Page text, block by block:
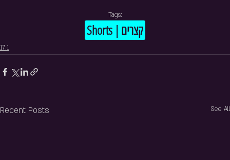
Tags:
Shorts | קצרים
17.1
Recent Posts See All